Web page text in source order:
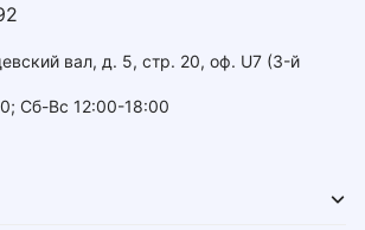
вал, д. 5, стр. 20, оф. U7 (3-й
Сб-Вс 12:00-18:00